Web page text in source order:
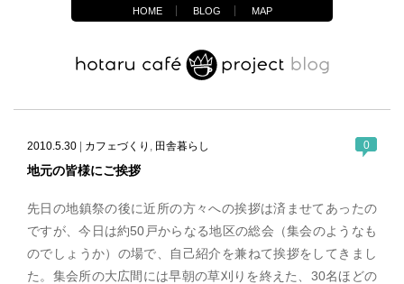
2010.5.30 カフェづくり , 田舎暮らし 0
地元の皆様にご挨拶
先日の地鎮祭の後に近所の方々への挨拶は済ませてあったの
ですが、今日は約50戸からなる地区の総会（集会のようなも
のでしょうか）の場で、自己紹介を兼ねて挨拶をしてきまし
た。集会所の大広間には早朝の草刈りを終えた、30名ほどの
HOME BLOG MAP